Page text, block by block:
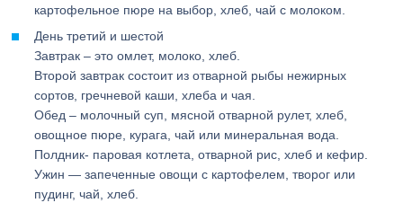
картофельное пюре на выбор, хлеб, чай с молоком.
День третий и шестой
Завтрак – это омлет, молоко, хлеб.
Второй завтрак состоит из отварной рыбы нежирных
сортов, гречневой каши, хлеба и чая.
Обед – молочный суп, мясной отварной рулет, хлеб,
овощное пюре, курага, чай или минеральная вода.
Полдник- паровая котлета, отварной рис, хлеб и кефир.
Ужин — запеченные овощи с картофелем, творог или
пудинг, чай, хлеб.